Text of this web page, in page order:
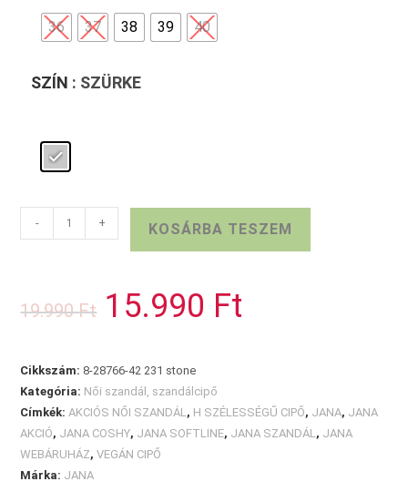
36 37 38 39 40
SZÍN : SZÜRKE
COSHY
mennyiség
- + KOSÁRBA TESZEM
19.990Ft
Original
price
was:
15.990 Ft
Cikkszám: 8-28766-42 231 stone
Kategória: Női szandál, szandálcipő
Címkék:AKCIÓS NŐI SZANDÁL, H SZÉLESSÉGŰ CIPŐ, JANA, JANA
AKCIÓ, JANA COSHY, JANA SOFTLINE, JANA SZANDÁL, JANA
WEBÁRUHÁZ,VEGÁN CIPŐ
Márka: JANA